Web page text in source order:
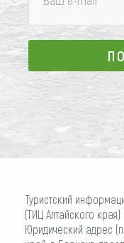
Туристский
(ТИЦ Алтайского края)
Юридический адрес